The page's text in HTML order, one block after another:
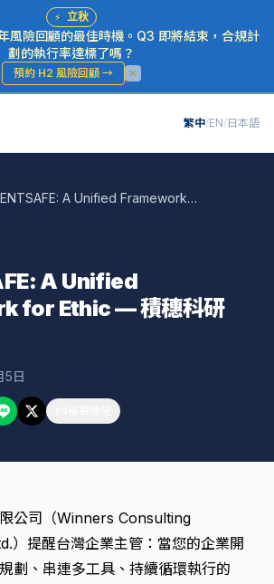
⚡ 立秋
風險回顧的最佳時機。Q3 即將結束，合規計
劃的執行率達標了嗎？
預約 H2 風險回顧 →
繁中/EN/日本語
AGENTSAFE: A Unified Framework for Ethic — 積穗科研洞察
A Unified
for Ethic — 積穗科研
5日
公司（Winners Consulting
）提醒台灣企業主管：當您的企業開
劃、串連多工具、持續循環執行的